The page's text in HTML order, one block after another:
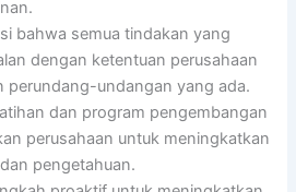
bahwa semua tindakan yang
dengan ketentuan perusahaan
perundang-undangan yang ada.
dan program pengembangan
perusahaan untuk meningkatkan
pengetahuan.